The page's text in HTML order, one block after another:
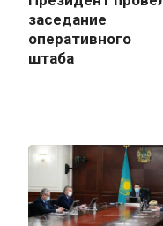
заседание
оперативного
штаба